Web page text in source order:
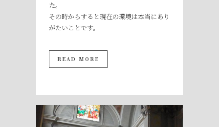
た。
その時からすると現在の環境は本当にあり
がたいことです。
READ MORE